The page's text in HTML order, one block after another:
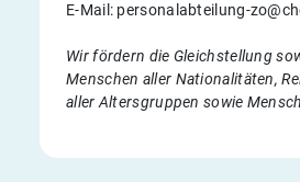
E-Mail: personalabteilung-
Wir fördern die Gleichstellung
Menschen aller Nationalitäten,
aller Altersgruppen sowie